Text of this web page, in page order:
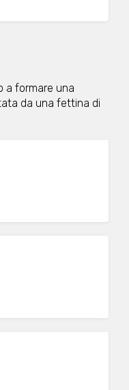
a formare una
da una fettina di